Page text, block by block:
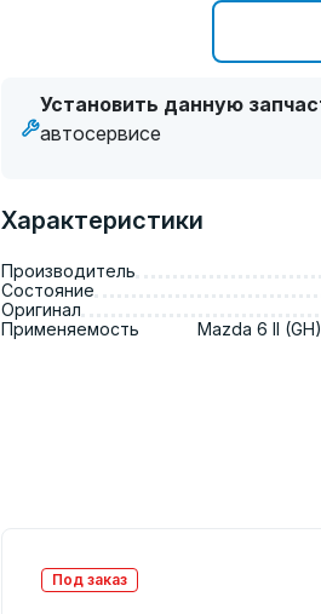
Установить данную
автосервисе
Характеристики
Производитель
Состояние
Оригинал
Применяемость
Mazda 6 II
Под заказ